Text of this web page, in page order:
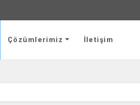
Çözümlerimiz İletişim